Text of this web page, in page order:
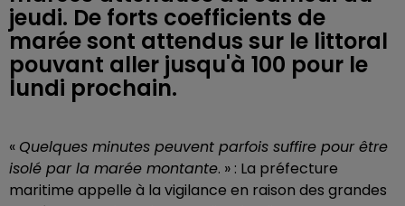
jeudi. De forts coefficients de
marée sont attendus sur le littoral
pouvant aller jusqu'à 100 pour le
lundi prochain.
« Quelques minutes peuvent parfois suffire pour être
isolé par la marée montante. » : La préfecture
maritime appelle à la vigilance en raison des grandes